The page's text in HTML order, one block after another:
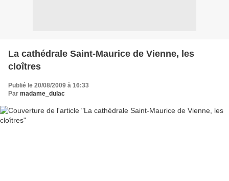
La cathédrale Saint-Maurice de Vienne, les
cloîtres
Publié le 20/08/2009 à 16:33
Par madame_dulac